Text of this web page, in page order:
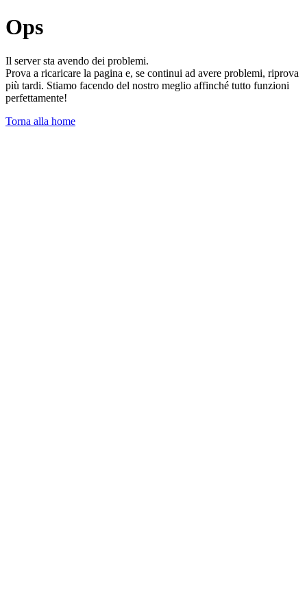
Ops
Il server sta avendo dei problemi.
Prova a ricaricare la pagina e, se continui ad avere problemi, riprova
più tardi. Stiamo facendo del nostro meglio affinché tutto funzioni
perfettamente!
Torna alla home